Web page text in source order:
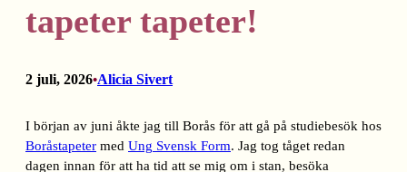
tapeter tapeter!
2 juli, 2026•Alicia Sivert
I början av juni åkte jag till Borås för att gå på studiebesök hos
Boråstapeter med Ung Svensk Form. Jag tog tåget redan
dagen innan för att ha tid att se mig om i stan, besöka